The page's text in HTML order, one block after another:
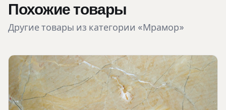
Похожие товары
Другие товары из категории «Мрамор»